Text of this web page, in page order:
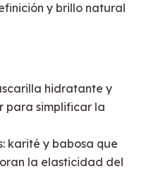
y brillo natural
hidratante y
para simplificar la
karité y babosa que
la elasticidad del